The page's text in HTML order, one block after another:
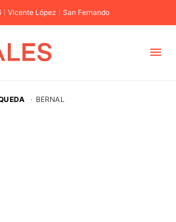
Vicente López San Fernando
· BERNAL